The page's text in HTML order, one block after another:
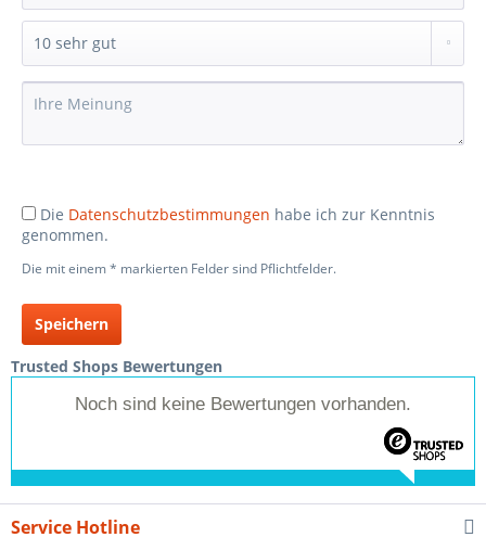
Die Datenschutzbestimmungen habe ich zur Kenntnis
genommen.
Die mit einem * markierten Felder sind Pflichtfelder.
Speichern
Trusted Shops Bewertungen
Noch sind keine Bewertungen vorhanden.
Service Hotline